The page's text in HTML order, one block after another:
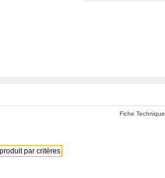
Fiche Technique
par critères